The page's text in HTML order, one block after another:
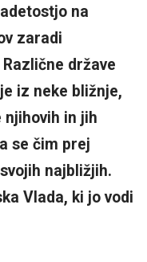
na
zaradi
države
iz neke bližnje,
njihovih in jih
se čim prej
najbližjih.
Vlada, ki jo vodi